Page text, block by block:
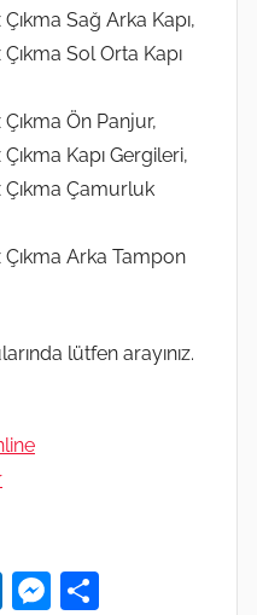
Sağ Arka Kapı,
Sol Orta Kapı
Ön Panjur,
Kapı Gergileri,
Çamurluk
Arka Tampon
lütfen arayınız.
O
M